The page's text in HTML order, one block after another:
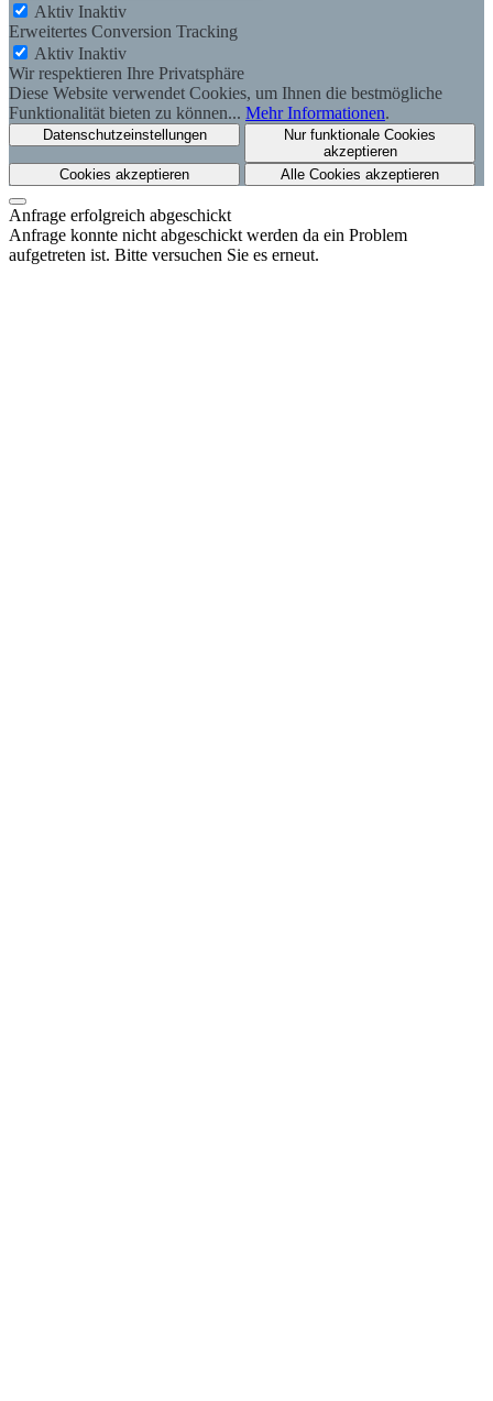
Aktiv Inaktiv
Erweitertes Conversion Tracking
Aktiv Inaktiv
Wir respektieren Ihre Privatsphäre
Diese Website verwendet Cookies, um Ihnen die bestmögliche
Funktionalität bieten zu können... Mehr Informationen.
Datenschutzeinstellungen
Nur funktionale Cookies
akzeptieren
Cookies akzeptieren
Alle Cookies akzeptieren
Anfrage erfolgreich abgeschickt
Anfrage konnte nicht abgeschickt werden da ein Problem
aufgetreten ist. Bitte versuchen Sie es erneut.